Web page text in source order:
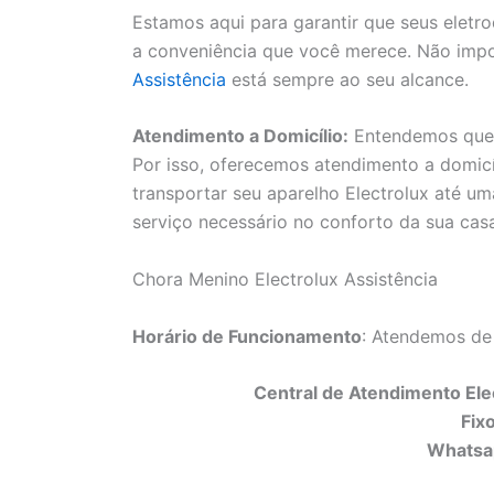
Estamos aqui para garantir que seus
a conveniência que você merece. Não
Assistência está sempre ao seu alcance.
Atendimento a Domicílio: Entendemos
Por isso, oferecemos atendimento a
transportar seu aparelho Electrolux até
serviço necessário no conforto da sua
Chora Menino Electrolux Assistência
Horário de Funcionamento: Atendemos
Central de Atendimento